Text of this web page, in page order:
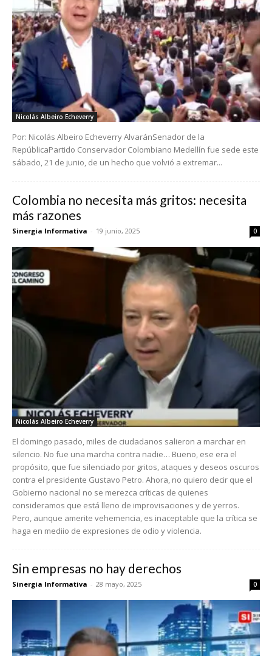
Nicolás Albeiro Echeverry
Por: Nicolás Albeiro Echeverry AlvaránSenador de la
RepúblicaPartido Conservador Colombiano Medellín fue sede este
sábado, 21 de junio, de un hecho que volvió a extremar...
Colombia no necesita más gritos: necesita
más razones
Sinergia Informativa - 19 junio, 2025 0
Nicolás Albeiro Echeverry
El domingo pasado, miles de ciudadanos salieron a marchar en
silencio. No fue una marcha contra nadie… Bueno, ese era el
propósito, que fue silenciado por gritos, ataques y deseos oscuros
contra el presidente Gustavo Petro. Ahora, no quiero decir que el
Gobierno nacional no se merezca críticas de quienes
consideramos que está lleno de improvisaciones y de yerros.
Pero, aunque amerite vehemencia, es inaceptable que la crítica se
haga en mediio de expresiones de odio y violencia.
Sin empresas no hay derechos
Sinergia Informativa - 28 mayo, 2025 0